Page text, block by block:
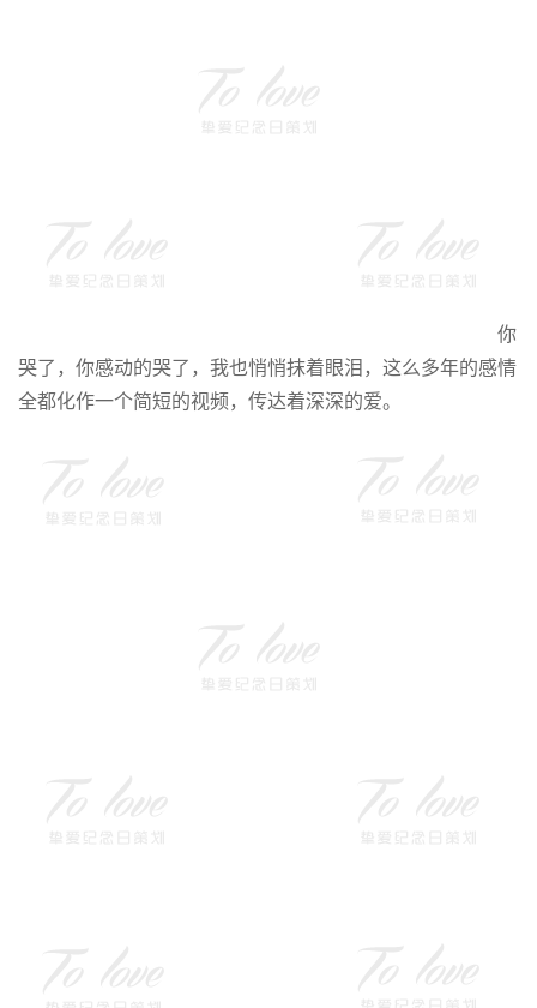
你
哭了，你感动的哭了，我也悄悄抹着眼泪，这么多年的感情
全都化作一个简短的视频，传达着深深的爱。